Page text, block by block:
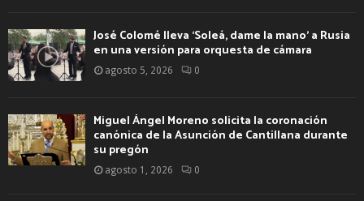
José Colomé lleva ‘Soleá, dame la mano’ a Rusia
en una versión para orquesta de cámara
agosto 5, 2026 0
Miguel Ángel Moreno solicita la coronación
canónica de la Asunción de Cantillana durante
su pregón
agosto 1, 2026 0